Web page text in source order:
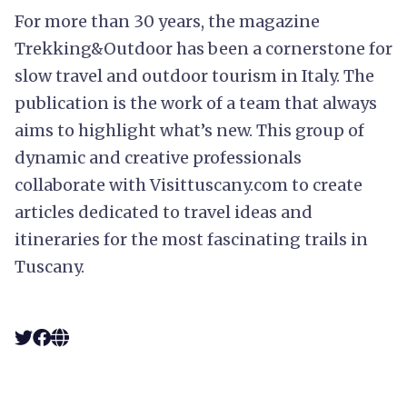
For more than 30 years, the magazine
Trekking&Outdoor has been a cornerstone for
slow travel and outdoor tourism in Italy. The
publication is the work of a team that always
aims to highlight what’s new. This group of
dynamic and creative professionals
collaborate with Visittuscany.com to create
articles dedicated to travel ideas and
itineraries for the most fascinating trails in
Tuscany.